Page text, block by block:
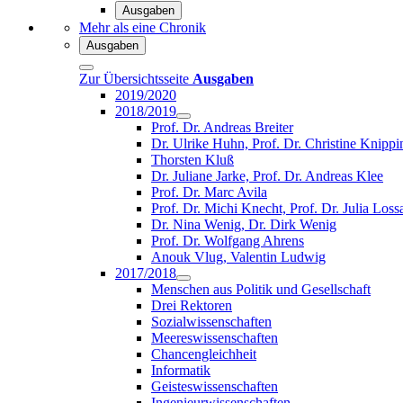
Ausgaben
Mehr als eine Chronik
Ausgaben
Zur Übersichtsseite Ausgaben
2019/2020
2018/2019
Prof. Dr. Andreas Breiter
Dr. Ulrike Huhn, Prof. Dr. Christine
Thorsten Kluß
Dr. Juliane Jarke, Prof. Dr. Andreas Klee
Prof. Dr. Marc Avila
Prof. Dr. Michi Knecht, Prof. Dr. Julia
Dr. Nina Wenig, Dr. Dirk Wenig
Prof. Dr. Wolfgang Ahrens
Anouk Vlug, Valentin Ludwig
2017/2018
Menschen aus Politik und Gesellschaft
Drei Rektoren
Sozialwissenschaften
Meereswissenschaften
Chancengleichheit
Informatik
Geisteswissenschaften